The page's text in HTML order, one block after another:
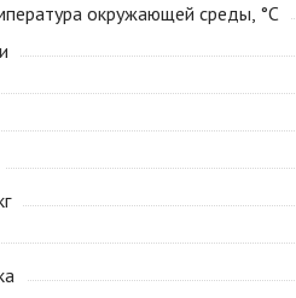
окружающей среды, °С